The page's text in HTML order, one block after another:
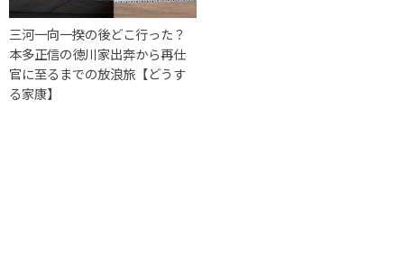
三河一向一揆の後どこ行った？
本多正信の徳川家出奔から再仕
官に至るまでの放浪旅【どうす
る家康】